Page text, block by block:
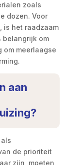
zoals
dozen. Voor
is het raadzaam
belangrijk om
om meerlaagse
aan
de prioriteit
zijn, moeten